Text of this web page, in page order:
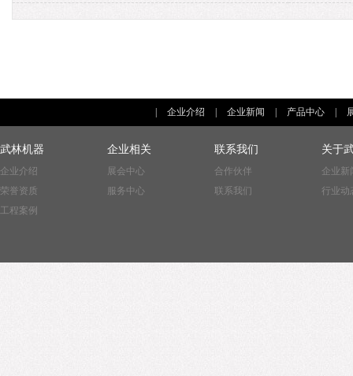
| 企业介绍 | 企业新闻 | 产品中心 |
武林机器
企业介绍
荣誉资质
工程案例
企业相关
展会中心
服务中心
联系我们
合作伙伴
联系我们
关于
企业新
行业动